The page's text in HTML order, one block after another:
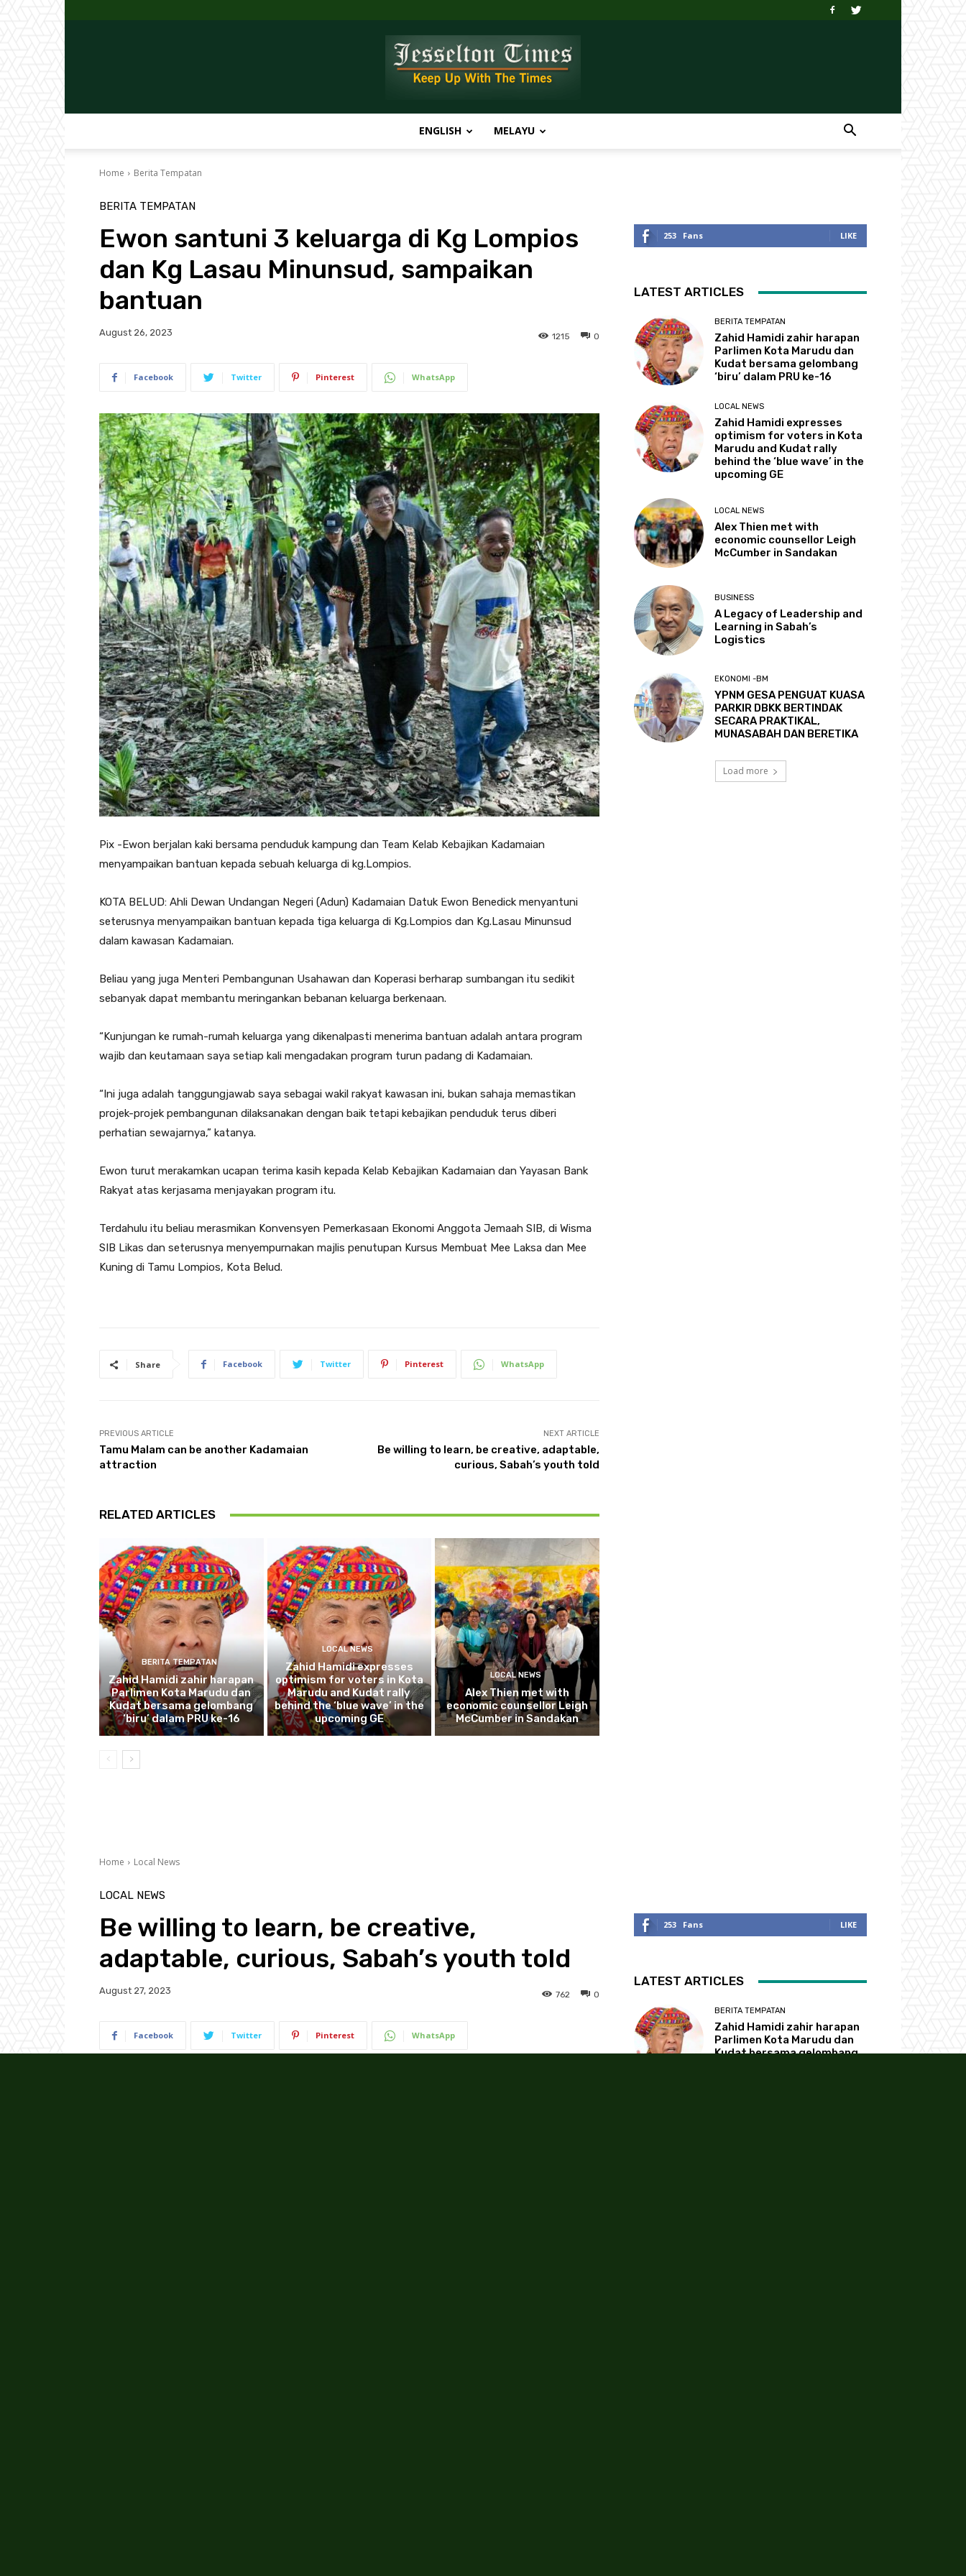
Times
ENGLISH MELAYU
Home Berita Tempatan
BERITA TEMPATAN
Ewon santuni 3 keluarga di Kg Lompios
dan Kg Lasau Minunsud, sampaikan
bantuan
August 26, 2023 0
1215
Facebook Twitter Pinterest WhatsApp
Pix -Ewon berjalan kaki bersama penduduk kampung dan Team Kelab Kebajikan Kadamaian
menyampaikan bantuan kepada sebuah keluarga di kg.Lompios.
KOTA BELUD: Ahli Dewan Undangan Negeri (Adun) Kadamaian Datuk Ewon Benedick menyantuni
seterusnya menyampaikan bantuan kepada tiga keluarga di Kg.Lompios dan Kg.Lasau Minunsud
dalam kawasan Kadamaian.
Beliau yang juga Menteri Pembangunan Usahawan dan Koperasi berharap sumbangan itu sedikit
sebanyak dapat membantu meringankan bebanan keluarga berkenaan.
“Kunjungan ke rumah-rumah keluarga yang dikenalpasti menerima bantuan adalah antara program
wajib dan keutamaan saya setiap kali mengadakan program turun padang di Kadamaian.
“Ini juga adalah tanggungjawab saya sebagai wakil rakyat kawasan ini, bukan sahaja memastikan
projek-projek pembangunan dilaksanakan dengan baik tetapi kebajikan penduduk terus diberi
perhatian sewajarnya,” katanya.
Ewon turut merakamkan ucapan terima kasih kepada Kelab Kebajikan Kadamaian dan Yayasan Bank
Rakyat atas kerjasama menjayakan program itu.
Terdahulu itu beliau merasmikan Konvensyen Pemerkasaan Ekonomi Anggota Jemaah SIB, di Wisma
SIB Likas dan seterusnya menyempurnakan majlis penutupan Kursus Membuat Mee Laksa dan Mee
Kuning di Tamu Lompios, Kota Belud.
Share Facebook Twitter Pinterest WhatsApp
PREVIOUS ARTICLE
Tamu Malam can be another Kadamaian
attraction
NEXT ARTICLE
Be willing to learn, be creative, adaptable,
curious, Sabah’s youth told
RELATED ARTICLES
BERITA TEMPATAN
Zahid Hamidi zahir harapan
Parlimen Kota Marudu dan
Kudat bersama gelombang
‘biru’ dalam PRU ke-16
LOCAL NEWS
Zahid Hamidi expresses
optimism for voters in Kota
Marudu and Kudat rally
behind the ‘blue wave’ in the
upcoming GE
LOCAL NEWS
Alex Thien met with
economic counsellor Leigh
McCumber in Sandakan
253 Fans LIKE
LATEST ARTICLES
BERITA TEMPATAN
Zahid Hamidi zahir harapan
Parlimen Kota Marudu dan
Kudat bersama gelombang
‘biru’ dalam PRU ke-16
LOCAL NEWS
Zahid Hamidi expresses
optimism for voters in Kota
Marudu and Kudat rally
behind the ‘blue wave’ in the
upcoming GE
LOCAL NEWS
Alex Thien met with
economic counsellor Leigh
McCumber in Sandakan
BUSINESS
A Legacy of Leadership and
Learning in Sabah’s
Logistics
EKONOMI -BM
YPNM GESA PENGUAT KUASA
PARKIR DBKK BERTINDAK
SECARA PRAKTIKAL,
MUNASABAH DAN BERETIKA
Load more